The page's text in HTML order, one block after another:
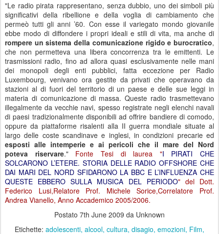
"Le radio pirata rappresentano, senza dubbio, uno dei simboli più
significativi della ribellione e della voglia di cambiamento che
permeò tutti gli anni ’60. Con esse il variegato mondo giovanile
ebbe modo di diffondere i propri ideali e stili di vita, ma anche di
rompere un sistema della comunicazione rigido e burocratico,
che non permetteva una libera concorrenza tra le emittenti. Le
trasmissioni radio, fino ad allora quasi esclusivamente nelle mani
dei monopoli degli enti pubblici, fatta eccezione per Radio
Luxembourg, venivano ora gestite da privati che operavano da
stazioni al di fuori del territorio di un paese e delle sue leggi in
materia di comunicazione di massa. Queste radio trasmettevano
illegalmente da vecchie navi, spesso registrate negli elenchi navali
di paesi tradizionalmente disponibili ad offrire bandiere di comodo,
oppure da piattaforme risalenti alla II guerra mondiale situate al
largo delle coste scandinave e inglesi, in condizioni precarie ed
esposti alle intemperie e ai pericoli che il mare del Nord
poteva riservare." Fonte Tesi di laurea "I PIRATI CHE
SOLCARONO L’ETERE. STORIA DELLE RADIO OFFSHORE CHE
DAI MARI DEL NORD SFIDARONO LA BBC E L’INFLUENZA CHE
QUESTE EBBERO SULLA MUSICA DEL PERIODO" del Dott.
Federico Lusi,Relatore Prof. Michele Sorice,Correlatore Prof.
Andrea Vianello, Anno Accademico 2005/2006.
Postato 7th June 2009 da Unknown
Etichette: adolescenti alcool cultura disagio emozioni Film